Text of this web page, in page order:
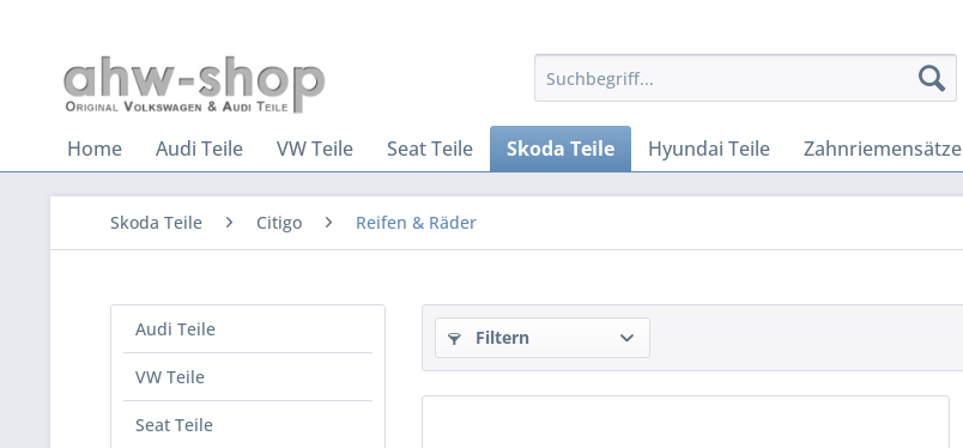
Home Audi Teile VW Teile Seat Teile Skoda Teile Hyundai Teile Zahnriemensätze
Skoda Teile Citigo Reifen & Räder
Audi Teile
VW Teile
Seat Teile
Filtern